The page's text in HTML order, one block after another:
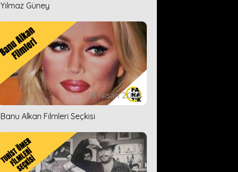
Yılmaz Güney
18 Nisan 2023
Banu Alkan Filmleri Seçkisi